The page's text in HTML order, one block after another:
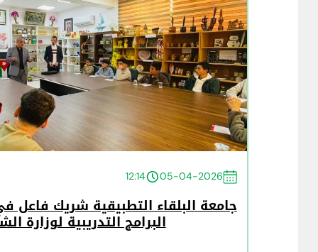
05-04-2026
12:14
جامعة البلقاء التطبيقية شريك فاعل
البرامج التدريبية لوزارة